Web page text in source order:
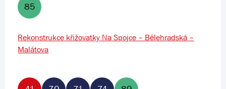
85
Rekonstrukce křižovatky Na Spojce – Bělehradská –
Malátova